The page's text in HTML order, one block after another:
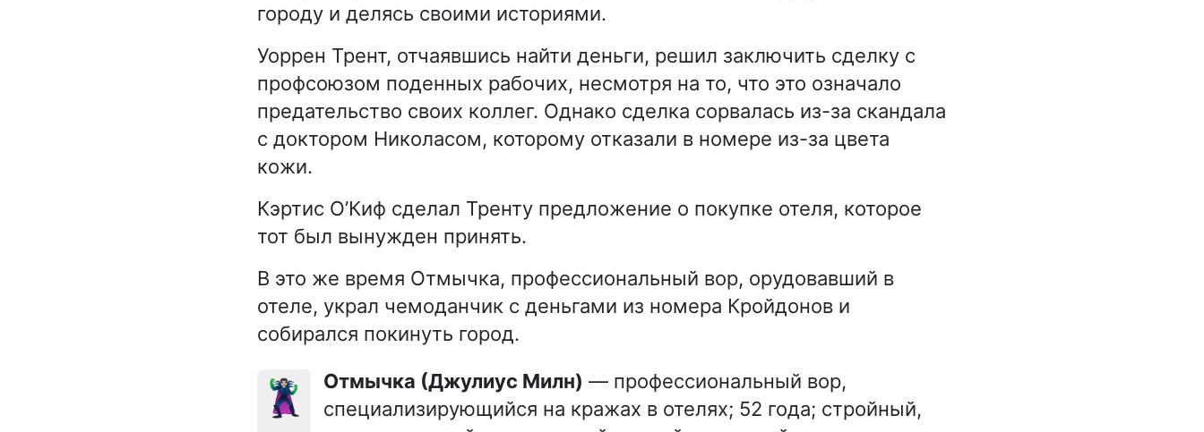
городу и делясь своими историями.
Уоррен Трент, отчаявшись найти деньги, решил заключить сделку с
профсоюзом поденных рабочих, несмотря на то, что это означало
предательство своих коллег. Однако сделка сорвалась из-за скандала
с доктором Николасом, которому отказали в номере из-за цвета
кожи.
Кэртис О’Киф сделал Тренту предложение о покупке отеля, которое
тот был вынужден принять.
В это же время Отмычка, профессиональный вор, орудовавший в
отеле, украл чемоданчик с деньгами из номера Кройдонов и
собирался покинуть город.
🦹🏻‍♂️ Отмычка (Джулиус Милн) — профессиональный вор,
специализирующийся на кражах в отелях; 52 года; стройный,